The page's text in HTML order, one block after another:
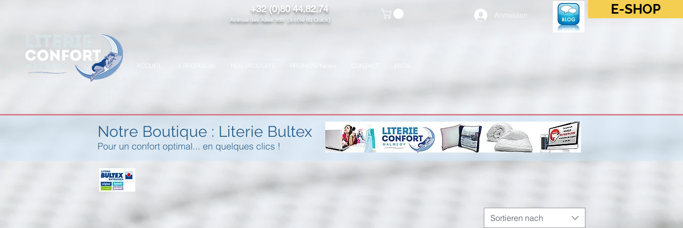
E-SHOP
+32 (0)80 44.82.74
Avenue des Alliés 98b (à côté du Quick)
Anmelden
Notre Boutique : Literie Bultex
Pour un confort optimal... en quelques clics !
Sortieren nach